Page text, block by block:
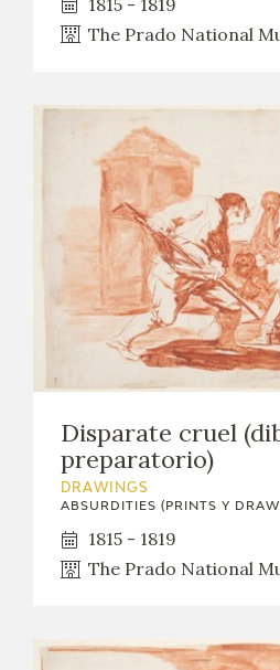
FRANCISCO DE GOYA
EL VIAJE DE GOYA
PREMIO ARAGÓN GOYA
The Prado National
Disparate cruel
preparatorio)
DRAWINGS
ABSURDITIES (PRINTS Y
1815 - 1819
The Prado National